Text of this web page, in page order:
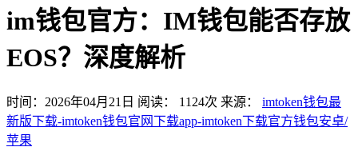
im钱包官方：IM钱包能否存放
EOS？深度解析
时间：2026年04月21日 阅读： 1124次 来源： imtoken钱包最
新版下载-imtoken钱包官网下载app-imtoken下载官方钱包安卓/
苹果